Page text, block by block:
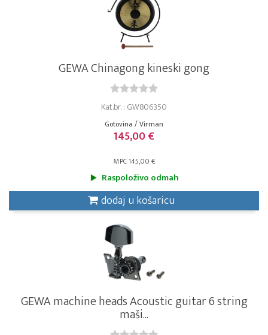
GEWA Chinagong kineski gong
Kat.br. : GW806350
Gotovina / Virman
145,00 €
MPC 145,00 €
Raspoloživo odmah
dodaj u košaricu
GEWA machine heads Acoustic guitar 6 string
maši...